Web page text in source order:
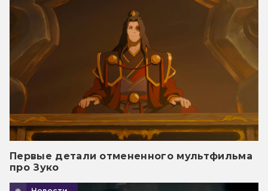
Первые детали отмененного мультфильма
про Зуко